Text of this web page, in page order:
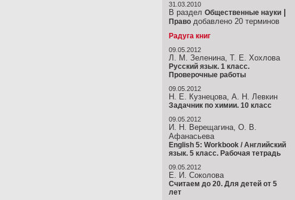
31.03.2010
В раздел Общественные науки
Право добавлено 20 терминов
Радуга книг
09.05.2012
Л. М. Зеленина, Т. Е. Хохлова
Русский язык. 1 класс.
Проверочные работы
09.05.2012
Н. Е. Кузнецова, А. Н. Левкин
Задачник по химии. 10 класс
09.05.2012
И. Н. Верещагина, О. В.
Афанасьева
English 5: Workbook / Английский
язык. 5 класс. Рабочая тетрадь
09.05.2012
Е. И. Соколова
Считаем до 20. Для детей от 5
лет